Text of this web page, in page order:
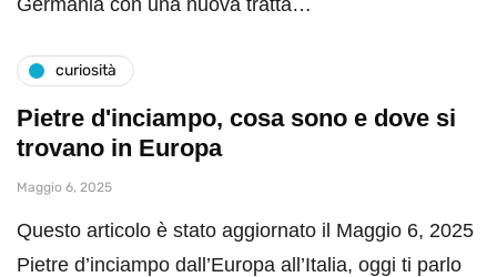
curiosità
Pietre d'inciampo, cosa sono e dove si
trovano in Europa
Maggio 6, 2025
Questo articolo è stato aggiornato il Maggio 6, 2025
Pietre d’inciampo dall’Europa all’Italia, oggi ti parlo